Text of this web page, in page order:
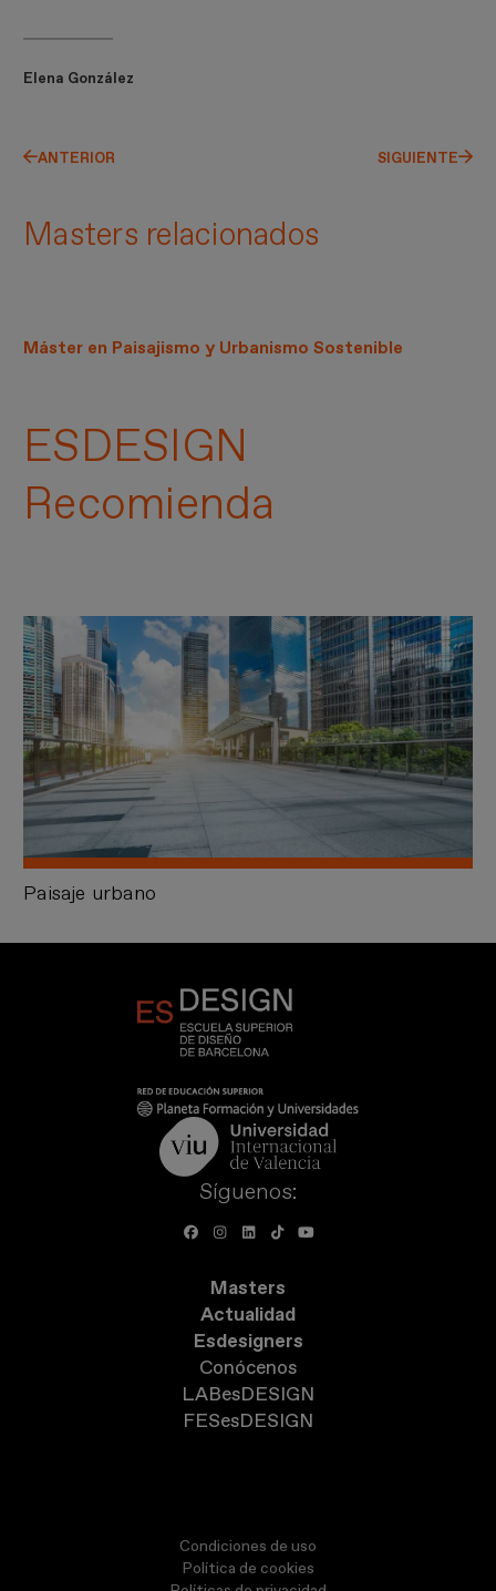
Elena González
ANTERIOR SIGUIENTE
Masters relacionados
Máster en Paisajismo y Urbanismo Sostenible
ESDESIGN
Recomienda
Paisaje urbano
Síguenos:
Masters
Actualidad
Esdesigners
Conócenos
LABesDESIGN
FESesDESIGN
Condiciones de uso
Política de cookies